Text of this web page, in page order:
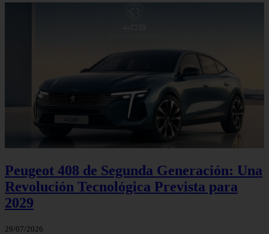
Peugeot 408 de Segunda Generación: Una
Revolución Tecnológica Prevista para
2029
29/07/2026